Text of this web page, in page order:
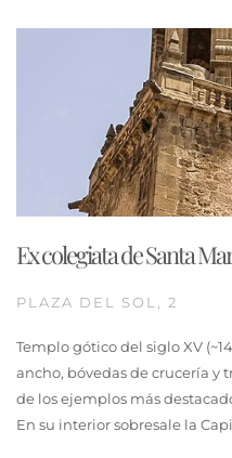
Ex colegiata de Santa
PLAZA DEL SOL, 2
Templo gótico del siglo XV
ancho, bóvedas de crucería y
de los ejemplos más
En su interior sobresale la